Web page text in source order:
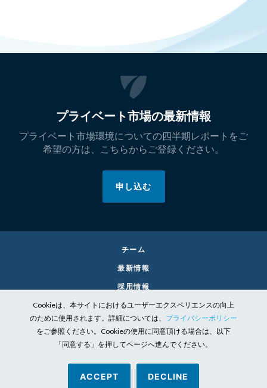
プライベート市場の最新情報
プライベート市場環境についての四半期レポートをご
希望の方は、こちらからご登録ください。
申し込む
チーム
最新情報
採用情報
お問い合わせ
リーガル
個人情報保護方針
Cookieは、本サイトにおけるユーザーエクスペリエンスの向上
のために使用されます。詳細については、 プライバシーポリシー
をご参照ください。Cookieの使用に同意頂ける場合は、以下
「同意する」を押してページへ進んでください。
ACCEPT DECLINE